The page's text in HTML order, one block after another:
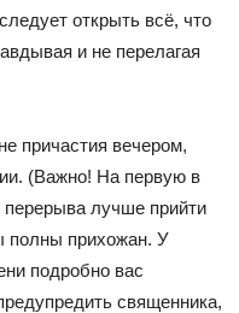
открыть всё, что
и не перелагая
причастия вечером,
(Важно! На первую в
перерыва лучше прийти
полны прихожан. У
подробно вас
священника,